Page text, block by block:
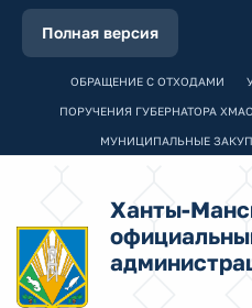
Полная версия
ОБРАЩЕНИЕ С ОТХОДАМИ
ПОРУЧЕНИЯ ГУБЕРНАТОРА
МУНИЦИПАЛЬНЫЕ
Ханты-